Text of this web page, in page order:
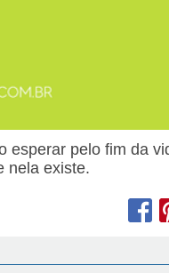
esperar pelo fim da
nela existe.